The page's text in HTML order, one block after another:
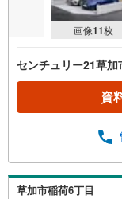
画像11枚
センチュリー21草
資
草加市稲荷6丁目